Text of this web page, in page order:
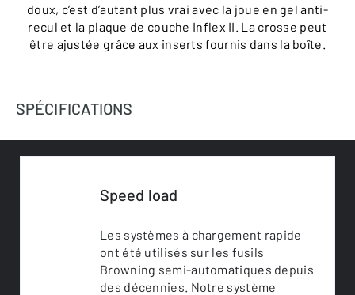
doux, c’est d’autant plus vrai avec la joue en gel anti-
recul et la plaque de couche Inflex II. La crosse peut
être ajustée grâce aux inserts fournis dans la boîte.
SPÉCIFICATIONS
Speed load
Les systèmes à chargement rapide
ont été utilisés sur les fusils
Browning semi-automatiques depuis
des décennies. Notre système